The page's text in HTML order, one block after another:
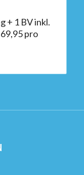
+ 1 BV inkl.
pro